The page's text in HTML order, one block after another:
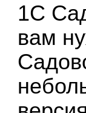
1С
вам